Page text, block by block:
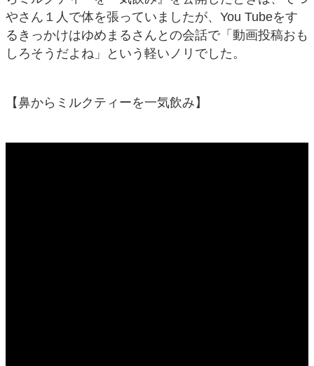
やさん１人で体を張っていましたが、You Tubeをす
るきっかけはゆめまるさんとの会話で「動画投稿おも
しろそうだよね」という軽いノリでした。
【鼻からミルクティーを一気飲み】